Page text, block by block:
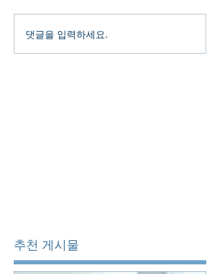
댓글을 입력하세요.
추천 게시물